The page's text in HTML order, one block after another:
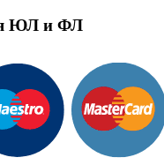
ЮЛ и ФЛ